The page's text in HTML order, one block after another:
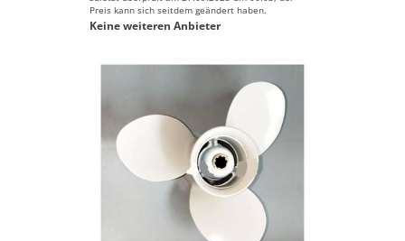
Preis kann sich seitdem geändert haben.
Keine weiteren Anbieter